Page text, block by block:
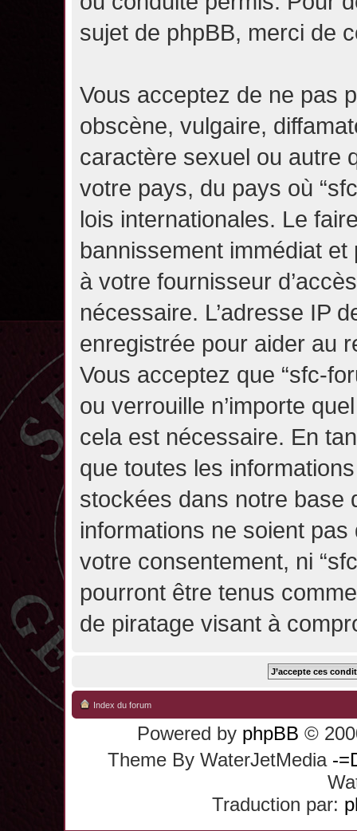
sujet de phpBB, merci de
Vous acceptez de ne pas
obscène, vulgaire,
caractère sexuel ou autre
votre pays, du pays où
lois internationales. Le
bannissement immédiat
à votre fournisseur
nécessaire. L’adresse IP
enregistrée pour aider au
Vous acceptez que “sfc-
ou verrouille n’importe
cela est nécessaire. En
que toutes les
stockées dans notre base
informations ne soient
votre consentement, ni
pourront être tenus
de piratage visant à
Index du forum
Powered by phpBB ©
Theme By WaterJetMedia -
Traduction par: